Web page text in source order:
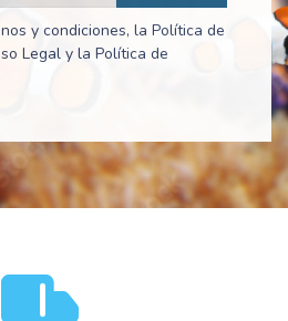
y condiciones, la Política de
Legal y la Política de